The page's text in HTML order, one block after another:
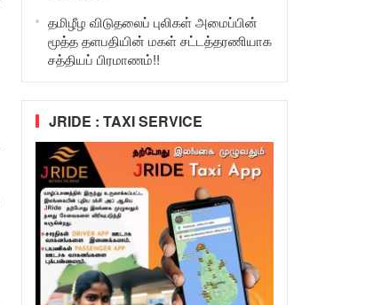
தமிழீழ விடுதலைப் புலிகள் அமைப்பின்
மூத்த தளபதியின் மகள் சட்டத்தரணியாக
சத்தியப் பிரமாணம்!!
JRIDE : TAXI SERVICE